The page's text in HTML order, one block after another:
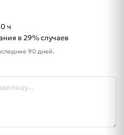
ч
в 29% случаев
90 дней.